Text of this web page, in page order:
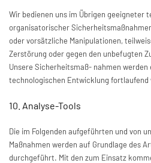
Wir bedienen uns im Übrigen geeigneter
organisatorischer
oder vorsätzliche Manipulationen,
Zerstörung oder gegen den unbefugten
Unsere Sicherheitsmaß- nahmen
technologischen Entwicklung fortlaufend
10. Analyse-Tools
Die im Folgenden aufgeführten und von
Maßnahmen werden auf Grundlage des
durchgeführt. Mit den zum Einsatz